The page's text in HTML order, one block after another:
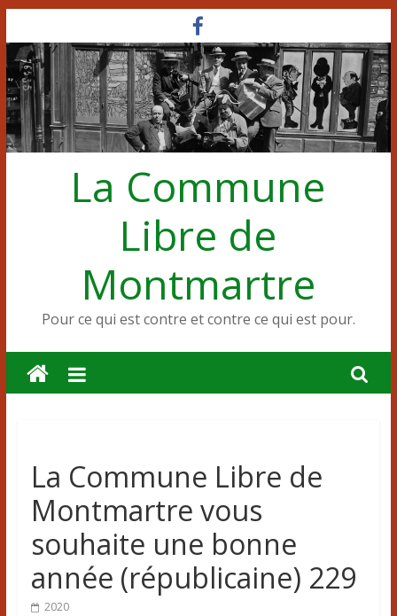
au
contenu
La Commune
Libre de
Montmartre
Pour ce qui est contre et contre ce qui est pour.
La Commune Libre de
Montmartre vous
souhaite une bonne
année (républicaine) 229
2020